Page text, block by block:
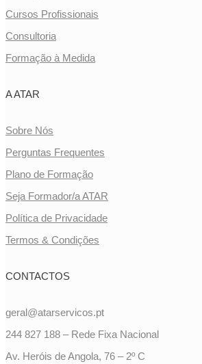
Cursos Profissionais
Consultoria
Formação à Medida
A ATAR
Sobre Nós
Perguntas Frequentes
Plano de Formação
Seja Formador/a ATAR
Política de Privacidade
Termos & Condições
CONTACTOS
geral@atarservicos.pt
244 827 188 – Rede Fixa Nacional
Av. Heróis de Angola, 76 – 2º C